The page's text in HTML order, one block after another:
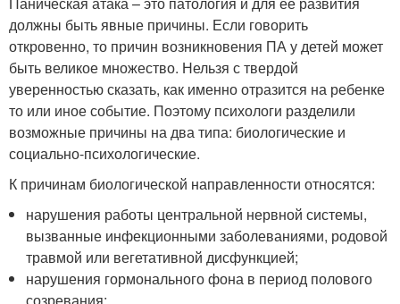
должны быть явные причины. Если говорить
откровенно, то причин возникновения ПА у детей может
быть великое множество. Нельзя с твердой
уверенностью сказать, как именно отразится на ребенке
то или иное событие. Поэтому психологи разделили
возможные причины на два типа: биологические и
социально-психологические.
К причинам биологической направленности относятся:
нарушения работы центральной нервной системы,
вызванные инфекционными заболеваниями, родовой
травмой или вегетативной дисфункцией;
нарушения гормонального фона в период полового